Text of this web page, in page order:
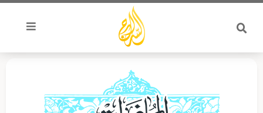
تخطي
المحتوى